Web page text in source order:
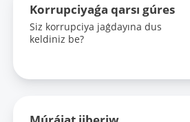
Korrupciyaǵa qarsı gúres
Siz korrupciya jaǵdayına dus
keldiniz be?